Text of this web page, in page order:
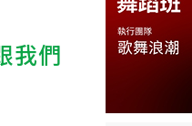
我們